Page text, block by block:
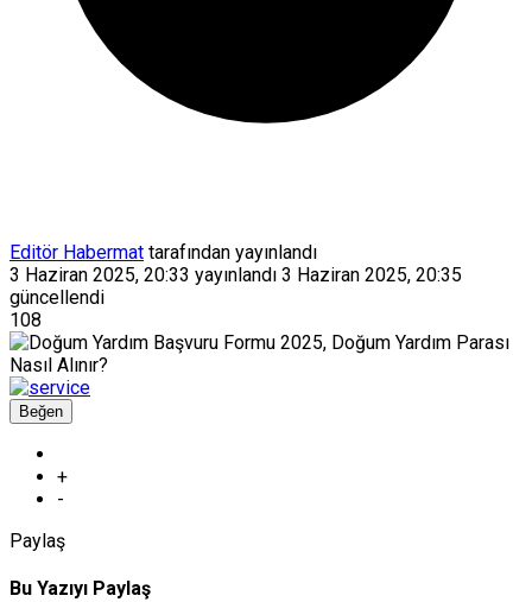
Editör Habermat tarafından yayınlandı
3 Haziran 2025, 20:33 yayınlandı 3 Haziran 2025, 20:35
güncellendi
108
Beğen
+
-
Paylaş
Bu Yazıyı Paylaş